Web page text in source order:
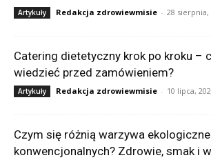
Artykuły Redakcja zdrowiewmisie - 28 sierpnia,
Catering dietetyczny krok po kroku –
wiedzieć przed zamówieniem?
Artykuły Redakcja zdrowiewmisie - 10 lipca,
Czym się różnią warzywa
konwencjonalnych? Zdrowie, smak i